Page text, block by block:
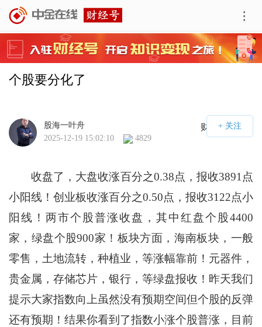
个股要分化了
财经号APP
股海一叶舟
2025-12-19 15:02:10
4829
收盘了，大盘收涨百分之0.38点，报收3891点
小阳线！创业板收涨百分之0.50点，报收3122点小
阳线！两市个股普涨收盘，其中红盘个股4400
家，绿盘个股900家！板块方面，海南板块，一般
零售，土地流转，种植业，等涨幅靠前！元器件，
贵金属，存储芯片，银行，等绿盘报收！昨天我们
提示大家指数向上虽然没有预期空间但个股的反弹
还有预期！结果你看到了指数小涨个股普涨，目前